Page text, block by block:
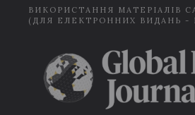
ВИКОРИСТАННЯ МАТЕРІАЛІВ
(ДЛЯ ЕЛЕКТРОННИХ ВИДАНЬ -